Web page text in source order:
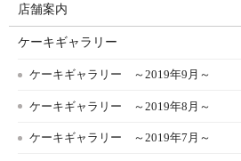
店舗案内
ケーキギャラリー
ケーキギャラリー ～2019年9月～
ケーキギャラリー ～2019年8月～
ケーキギャラリー ～2019年7月～